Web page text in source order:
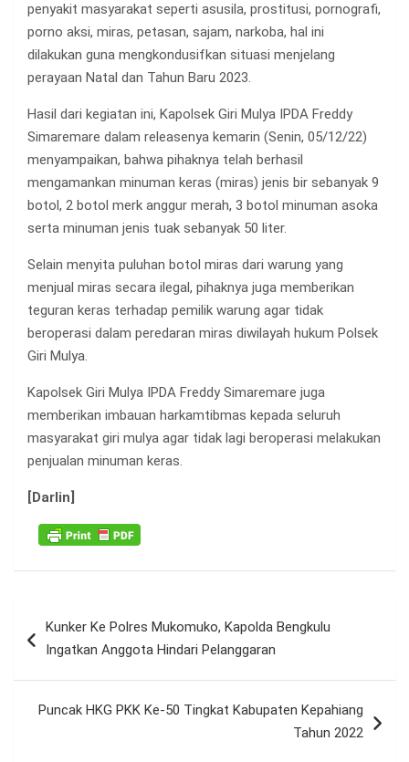
penyakit masyarakat seperti asusila, prostitusi, pornografi,
porno aksi, miras, petasan, sajam, narkoba, hal ini
dilakukan guna mengkondusifkan situasi menjelang
perayaan Natal dan Tahun Baru 2023.
Hasil dari kegiatan ini, Kapolsek Giri Mulya IPDA Freddy
Simaremare dalam releasenya kemarin (Senin, 05/12/22)
menyampaikan, bahwa pihaknya telah berhasil
mengamankan minuman keras (miras) jenis bir sebanyak 9
botol, 2 botol merk anggur merah, 3 botol minuman asoka
serta minuman jenis tuak sebanyak 50 liter.
Selain menyita puluhan botol miras dari warung yang
menjual miras secara ilegal, pihaknya juga memberikan
teguran keras terhadap pemilik warung agar tidak
beroperasi dalam peredaran miras diwilayah hukum Polsek
Giri Mulya.
Kapolsek Giri Mulya IPDA Freddy Simaremare juga
memberikan imbauan harkamtibmas kepada seluruh
masyarakat giri mulya agar tidak lagi beroperasi melakukan
penjualan minuman keras.
[Darlin]
posKunker Ke Polres Mukomuko, Kapolda Bengkulu
Ingatkan Anggota Hindari Pelanggaran
Puncak HKG PKK Ke-50 Tingkat Kabupaten Kepahiang
Tahun 2022